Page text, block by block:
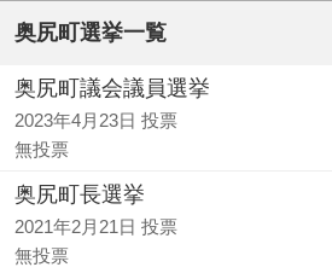
奥尻町選挙一覧
奥尻町議会議員選挙
2023年4月23日 投票
無投票
奥尻町長選挙
2021年2月21日 投票
無投票